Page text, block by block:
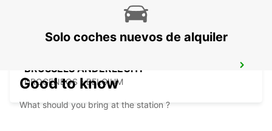
BRUSSELS ANDERLECHT
DROGENBOS - BELGIUM
Solo coches nuevos de alquiler
Good to know
What should you bring at the station ?